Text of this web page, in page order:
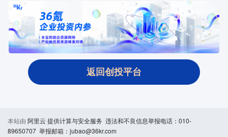
返回创投平台
本站由 阿里云 提供计算与安全服务 违法和不良信息举报电话：010-
89650707 举报邮箱：jubao@36kr.com